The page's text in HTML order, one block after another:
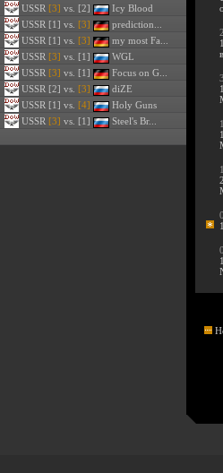
USSR [3] vs. [2]
Icy Blood
USSR [1] vs. [3]
prediction...
USSR [1] vs. [3]
my most Fa...
USSR [3] vs. [1]
WGL
USSR [3] vs. [1]
Focus on G...
USSR [2] vs. [3]
diZE
USSR [1] vs. [4]
Holy Guns
USSR [3] vs. [1] Steel's Br...